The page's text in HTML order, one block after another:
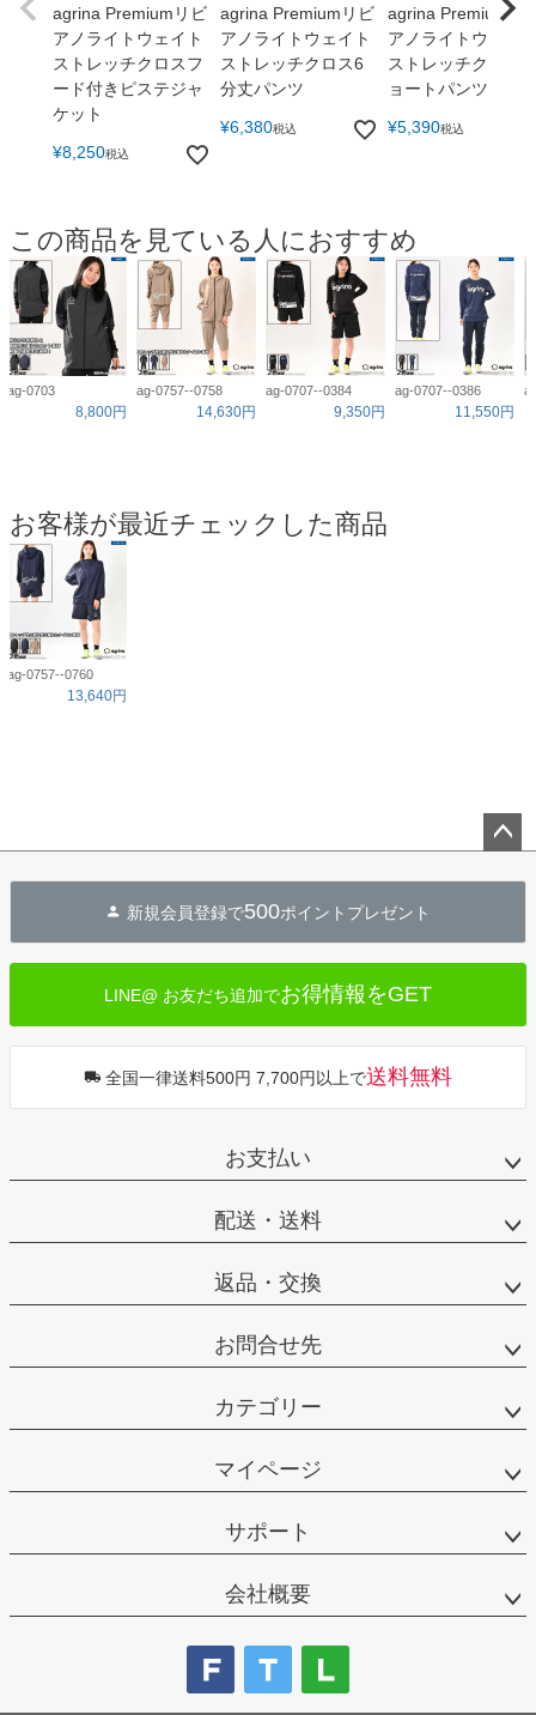
agrina Premiumリビ
アノライトウェイト
ストレッチクロスフ
ード付きピステジャ
ケット
¥8,250税込
agrina Premiumリビ
アノライトウェイト
ストレッチクロス6
分丈パンツ
¥6,380税込
agrina Premiumリ
アノライトウェイ
ストレッチクロス
ョートパンツ
¥5,390税込
この商品を見ている人におすすめ
ag-0703
8,800円
ag-0757--0758
14,630円
ag-0707--0384
9,350円
ag-0707--0386
11,550円
お客様が最近チェックした商品
ag-0757--0760
13,640円
へ
新規会員登録で500ポイントプレゼント
LINE@ お友だち追加でお得情報をGET
全国一律送料500円 7,700円以上で送料無料
お支払い
配送・送料
返品・交換
お問合せ先
カテゴリー
マイページ
サポート
会社概要